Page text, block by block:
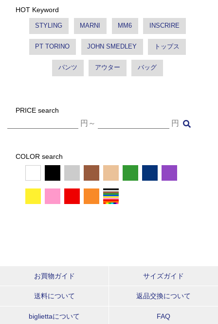
HOT Keyword
STYLING MARNI MM6 INSCRIRE
PT TORINO JOHN SMEDLEY トップス
パンツ アウター バッグ
PRICE search
円～ 円
COLOR search
お買物ガイド サイズガイド
送料について 返品交換について
bigliettaについて FAQ